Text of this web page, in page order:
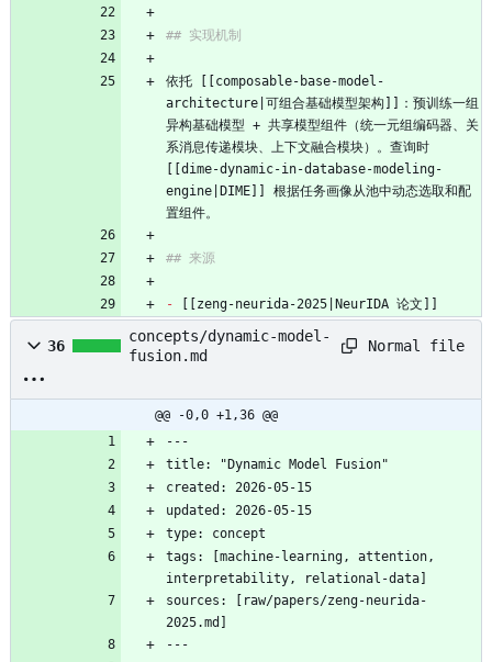
## 实现机制
依托 [[composable-base-model-
architecture|可组合基础模型架构]]：预训练一组
异构基础模型 + 共享模型组件（统一元组编码器、关
系消息传递模块、上下文融合模块）。查询时
[[dime-dynamic-in-database-modeling-
engine|DIME]] 根据任务画像从池中动态选取和配
置组件。
## 来源
- [[zeng-neurida-2025|NeurIDA 论文]]
36
concepts/dynamic-model-
fusion.md
Normal file
@@ -0,0 +1,36 @@
---
title: "Dynamic Model Fusion"
created: 2026-05-15
updated: 2026-05-15
type: concept
tags: [machine-learning, attention,
interpretability, relational-data]
sources: [raw/papers/zeng-neurida-
2025.md]
---